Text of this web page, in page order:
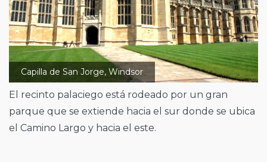
Capilla de San Jorge, Windsor
El recinto palaciego está rodeado por un gran
parque que se extiende hacia el sur donde se ubica
el Camino Largo y hacia el este.